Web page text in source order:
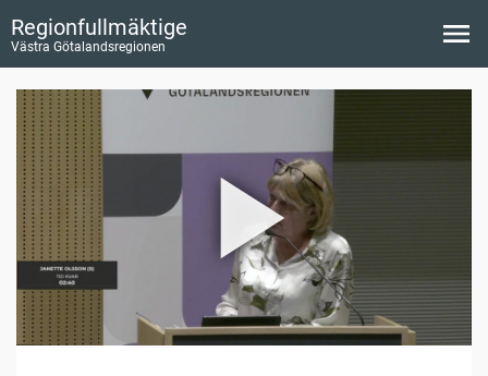
Regionfullmäktige
Västra Götalandsregionen